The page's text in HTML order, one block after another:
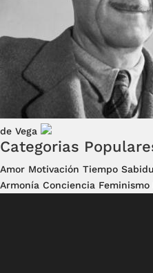
de Vega
Categorias
Amor Motivación Tiempo
Armonía Conciencia Feminismo